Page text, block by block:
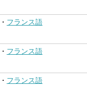
・ フランス語
・ フランス語
・ フランス語